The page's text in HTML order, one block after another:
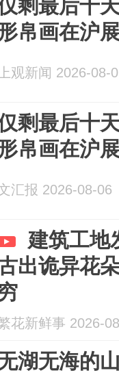
剩最后十
帛画在沪
上观新闻 2026-08-
剩最后十
帛画在沪
汇报 2026-08-06
建筑工地
出诡异花
花新鲜事 2026-
湖无海的